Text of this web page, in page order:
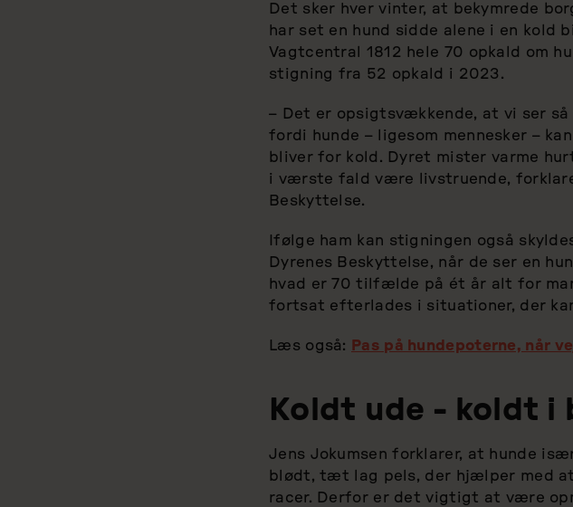
Det sker hver vinter, at bekymrede
har set en hund sidde alene i en kold
Vagtcentral 1812 hele 70 opkald om
stigning fra 52 opkald i 2023.
– Det er opsigtsvækkende, at vi ser
fordi hunde – ligesom mennesker –
bliver for kold. Dyret mister varme
i værste fald være livstruende,
Beskyttelse.
Ifølge ham kan stigningen også
Dyrenes Beskyttelse, når de ser en
hvad er 70 tilfælde på ét år alt for
fortsat efterlades i situationer, der
Læs også: Pas på hundepoterne, når
Koldt ude - koldt i
Jens Jokumsen forklarer, at hunde
blødt, tæt lag pels, der hjælper med at
racer. Derfor er det vigtigt at være